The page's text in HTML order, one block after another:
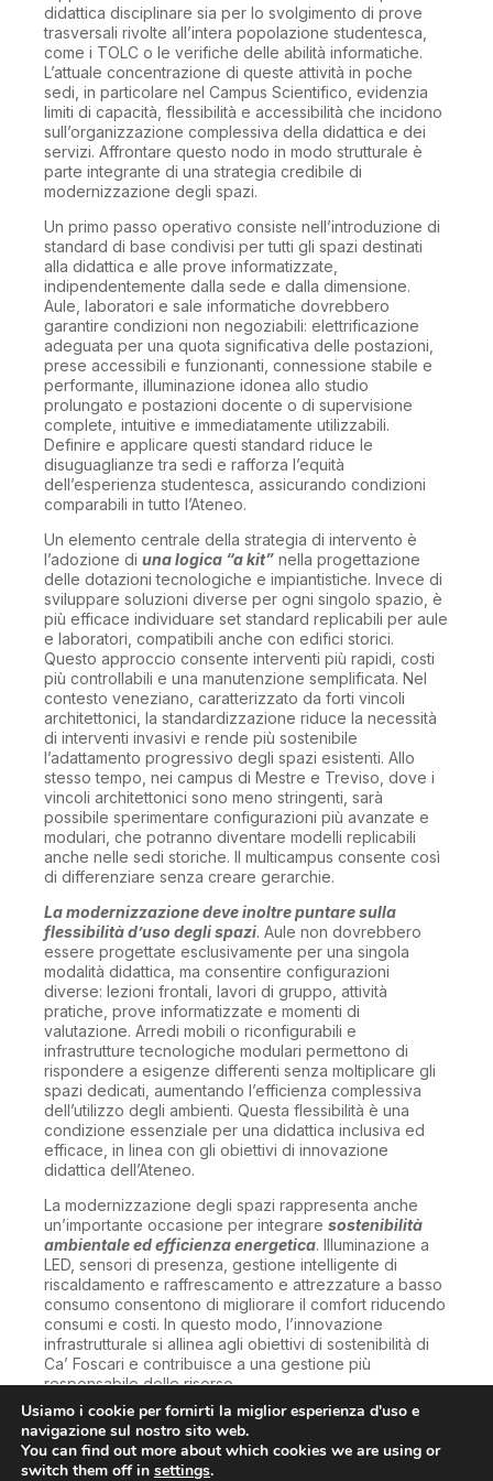
didattica disciplinare sia per lo svolgimento di prove
trasversali rivolte all’intera popolazione studentesca,
come i TOLC o le verifiche delle abilità informatiche.
L’attuale concentrazione di queste attività in poche
sedi, in particolare nel Campus Scientifico, evidenzia
limiti di capacità, flessibilità e accessibilità che incidono
sull’organizzazione complessiva della didattica e dei
servizi. Affrontare questo nodo in modo strutturale è
parte integrante di una strategia credibile di
modernizzazione degli spazi.
Un primo passo operativo consiste nell’introduzione di
standard di base condivisi per tutti gli spazi destinati
alla didattica e alle prove informatizzate,
indipendentemente dalla sede e dalla dimensione.
Aule, laboratori e sale informatiche dovrebbero
garantire condizioni non negoziabili: elettrificazione
adeguata per una quota significativa delle postazioni,
prese accessibili e funzionanti, connessione stabile e
performante, illuminazione idonea allo studio
prolungato e postazioni docente o di supervisione
complete, intuitive e immediatamente utilizzabili.
Definire e applicare questi standard riduce le
disuguaglianze tra sedi e rafforza l’equità
dell’esperienza studentesca, assicurando condizioni
comparabili in tutto l’Ateneo.
Un elemento centrale della strategia di intervento è
l’adozione di una logica “a kit” nella progettazione
delle dotazioni tecnologiche e impiantistiche. Invece di
sviluppare soluzioni diverse per ogni singolo spazio, è
più efficace individuare set standard replicabili per aule
e laboratori, compatibili anche con edifici storici.
Questo approccio consente interventi più rapidi, costi
più controllabili e una manutenzione semplificata. Nel
contesto veneziano, caratterizzato da forti vincoli
architettonici, la standardizzazione riduce la necessità
di interventi invasivi e rende più sostenibile
l’adattamento progressivo degli spazi esistenti. Allo
stesso tempo, nei campus di Mestre e Treviso, dove i
vincoli architettonici sono meno stringenti, sarà
possibile sperimentare configurazioni più avanzate e
modulari, che potranno diventare modelli replicabili
anche nelle sedi storiche. Il multicampus consente così
di differenziare senza creare gerarchie.
La modernizzazione deve inoltre puntare sulla
flessibilità d’uso degli spazi. Aule non dovrebbero
essere progettate esclusivamente per una singola
modalità didattica, ma consentire configurazioni
diverse: lezioni frontali, lavori di gruppo, attività
pratiche, prove informatizzate e momenti di
valutazione. Arredi mobili o riconfigurabili e
infrastrutture tecnologiche modulari permettono di
rispondere a esigenze differenti senza moltiplicare gli
spazi dedicati, aumentando l’efficienza complessiva
dell’utilizzo degli ambienti. Questa flessibilità è una
condizione essenziale per una didattica inclusiva ed
efficace, in linea con gli obiettivi di innovazione
didattica dell’Ateneo.
La modernizzazione degli spazi rappresenta anche
un’importante occasione per integrare sostenibilità
ambientale ed efficienza energetica. Illuminazione a
LED, sensori di presenza, gestione intelligente di
riscaldamento e raffrescamento e attrezzature a basso
consumo consentono di migliorare il comfort riducendo
consumi e costi. In questo modo, l’innovazione
infrastrutturale si allinea agli obiettivi di sostenibilità di
Ca’ Foscari e contribuisce a una gestione più
responsabile delle risorse.
Per essere credibile ed efficace, una politica di
modernizzazione deve infine procedere in modo
graduale, visibile e comunicato. Interventi organizzati
Usiamo i cookie per fornirti la miglior esperienza d'uso e
navigazione sul nostro sito web.
You can find out more about which cookies we are using or
switch them off in settings.